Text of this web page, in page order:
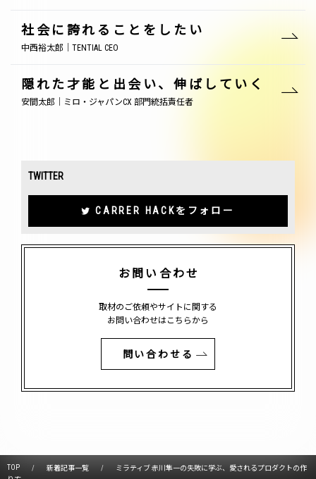
社会に誇れることをしたい
中西裕太郎｜TENTIAL CEO
隠れた才能と出会い、伸ばしていく
安間太郎｜ミロ・ジャパンCX 部門統括責任者
TWITTER
CARRER HACKをフォロー
お問い合わせ
取材のご依頼やサイトに関する
お問い合わせはこちらから
問い合わせる
TOP 新着記事一覧
ミラティブ 赤川隼一の失敗に学ぶ、愛されるプロダクトの作